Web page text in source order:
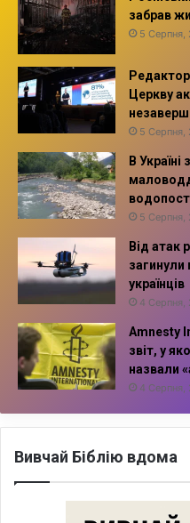
забрав
5 Серпня,
Церкву
5 Серпня,
В
5 Серпня,
Від атак
загинули
українців
4 Серпня,
Amnesty
звіт, у
назвали
4 Серпня,
Вивчай Біблію вдома